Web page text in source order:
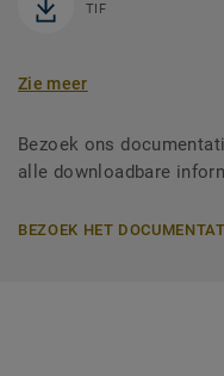
TIF
Zie meer
Bezoek ons
alle downloadbare
BEZOEK HET